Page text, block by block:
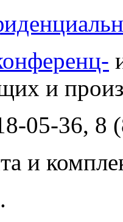
и
05-36, 8
и